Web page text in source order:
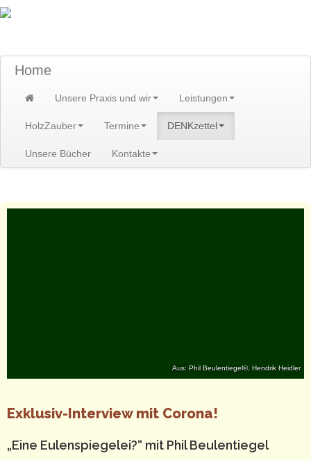
Home
Unsere Praxis und wir Leistungen
HolzZauber Termine DENKzettel
Unsere Bücher Kontakte
Aus: Phil Beulentiegel©, Hendrik Heidler
Exklusiv-Interview mit Corona!
„Eine Eulenspiegelei?“ mit Phil Beulentiegel